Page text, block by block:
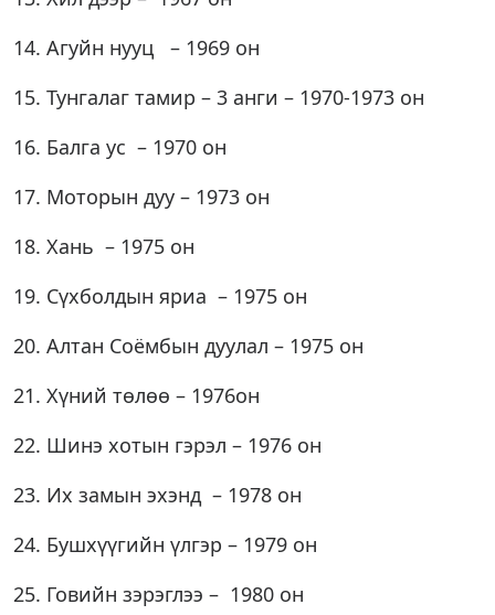
14. Агуйн нууц – 1969 он
15. Тунгалаг тамир – 3 анги – 1970-1973 он
16. Балга ус – 1970 он
17. Моторын дуу – 1973 он
18. Хань – 1975 он
19. Сүхболдын яриа – 1975 он
20. Алтан Соёмбын дуулал – 1975 он
21. Хүний төлөө – 1976он
22. Шинэ хотын гэрэл – 1976 он
23. Их замын эхэнд – 1978 он
24. Бушхүүгийн үлгэр – 1979 он
25. Говийн зэрэглээ – 1980 он